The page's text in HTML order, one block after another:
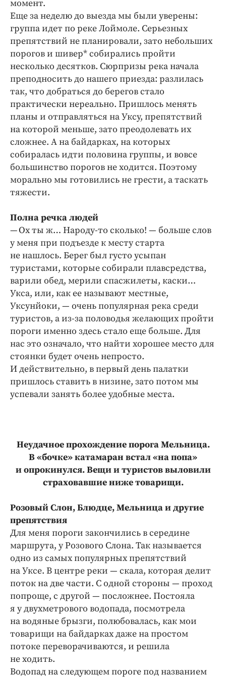
ПРОЕКТЫ
Блоги
Издания
Медиаперсона
Интересное чтиво
Клиника года
Бренд года
Работодатель года
момент.
Еще за неделю до выезда мы были уверены:
группа идет по реке Лоймоле. Серьезных
препятствий не планировали, зато небольших
порогов и шивер* собирались пройти
несколько десятков. Сюрпризы река начала
преподносить до нашего приезда: разлилась
так, что добраться до берегов стало
практически нереально. Пришлось менять
планы и отправляться на Уксу, препятствий
на которой меньше, зато преодолевать их
сложнее. А на байдарках, на которых
собиралась идти половина группы, и вовсе
большинство порогов не ходится. Поэтому
морально мы готовились не грести, а таскать
тяжести.
Полна речка людей
— Ох ты ж… Народу-то сколько! — больше слов
у меня при подъезде к месту старта
не нашлось. Берег был густо усыпан
туристами, которые собирали плавсредства,
варили обед, мерили спасжилеты, каски…
Укса, или, как ее называют местные,
Уксунйоки, — очень популярная река среди
туристов, а из-за половодья желающих пройти
пороги именно здесь стало еще больше. Для
нас это означало, что найти хорошее место для
стоянки будет очень непросто.
И действительно, в первый день палатки
пришлось ставить в низине, зато потом мы
успевали занять более удобные места.
Неудачное прохождение порога Мельница.
В «бочке» катамаран встал «на попа»
и опрокинулся. Вещи и туристов выловили
страховавшие ниже товарищи.
Розовый Слон, Блюдце, Мельница и другие
препятствия
Для меня пороги закончились в середине
маршрута, у Розового Слона. Так называется
одно из самых популярных препятствий
на Уксе. В центре реки — скала, которая делит
поток на две части. С одной стороны — проход
попроще, с другой — посложнее. Постояла
я у двухметрового водопада, посмотрела
на водяные брызги, полюбовалась, как мои
товарищи на байдарках даже на простом
потоке переворачиваются, и решила
не ходить.
Водопад на следующем пороге под названием